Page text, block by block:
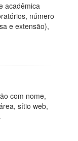
acadêmica
número
e extensão),
com nome,
sítio web,